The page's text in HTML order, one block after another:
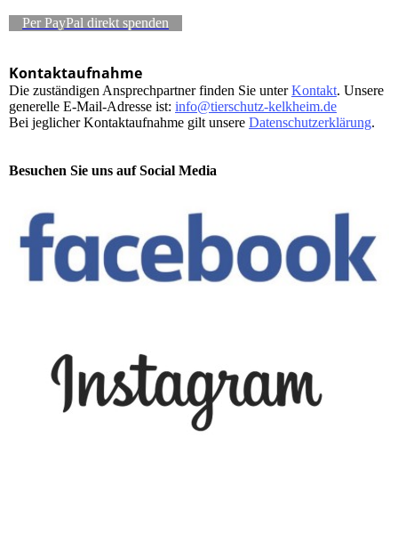
Per PayPal direkt spenden
Kontaktaufnahme
Die zuständigen Ansprechpartner finden Sie unterKontakt. Unsere
generelle E-Mail-Adresse ist: info@tierschutz-kelkheim.de
Bei jeglicher Kontaktaufnahme gilt unsere Datenschutzerklärung.
Besuchen Sie uns auf Social Media